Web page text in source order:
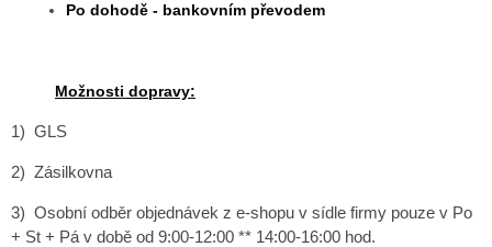
Po dohodě - bankovním převodem
Možnosti dopravy:
1) GLS
2) Zásilkovna
3) Osobní odběr objednávek z e-shopu v sídle firmy pouze v Po
+ St + Pá v době od 9:00-12:00 ** 14:00-16:00 hod.